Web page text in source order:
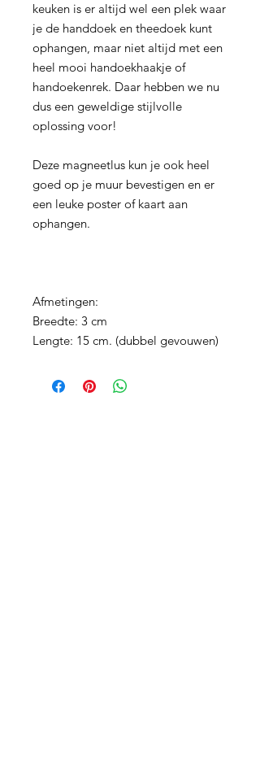
keuken is er altijd wel een plek waar
je de handdoek en theedoek kunt
ophangen, maar niet altijd met een
heel mooi handoekhaakje of
handoekenrek. Daar hebben we nu
dus een geweldige stijlvolle
oplossing voor!
Deze magneetlus kun je ook heel
goed op je muur bevestigen en er
een leuke poster of kaart aan
ophangen.
Afmetingen:
Breedte: 3 cm
Lengte: 15 cm. (dubbel gevouwen)
Kleur bolletje: zilver